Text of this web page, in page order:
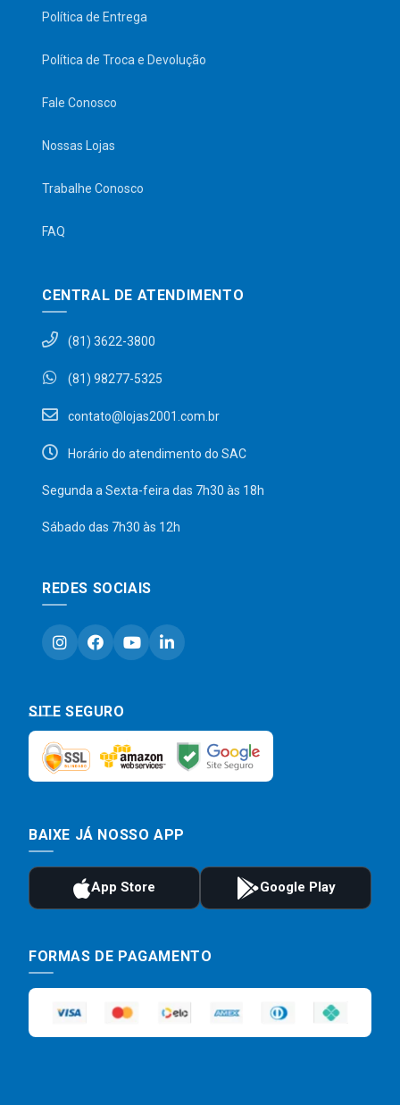
Política de Entrega
Política de Troca e Devolução
Fale Conosco
Nossas Lojas
Trabalhe Conosco
FAQ
CENTRAL DE ATENDIMENTO
(81) 3622-3800
(81) 98277-5325
contato@lojas2001.com.br
Horário do atendimento do SAC
Segunda a Sexta-feira das 7h30 às 18h
Sábado das 7h30 às 12h
REDES SOCIAIS
SITE SEGURO
BAIXE JÁ NOSSO APP
FORMAS DE PAGAMENTO